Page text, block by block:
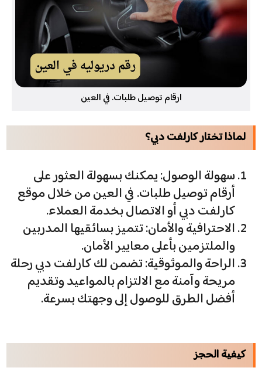
ارقام توصيل طلبات. في العين
لماذا تختار كارلفت دبي؟
سهولة الوصول: يمكنك بسهولة العثور على
أرقام توصيل طلبات. في العين من خلال موقع
كارلفت دبي أو الاتصال بخدمة العملاء.
الاحترافية والأمان: تتميز بسائقيها المدربين
والملتزمين بأعلى معايير الأمان.
الراحة والموثوقية: تضمن لك كارلفت دبي رحلة
مريحة وآمنة مع الالتزام بالمواعيد وتقديم
أفضل الطرق للوصول إلى وجهتك بسرعة.
كيفية الحجز